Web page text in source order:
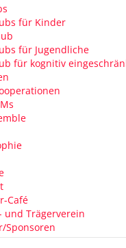
für Kinder
für Jugendliche
für kognitiv
Café
und Trägerverein
Sponsoren